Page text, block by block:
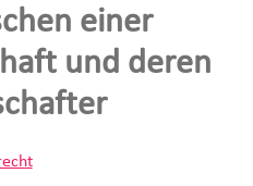
einer
und deren